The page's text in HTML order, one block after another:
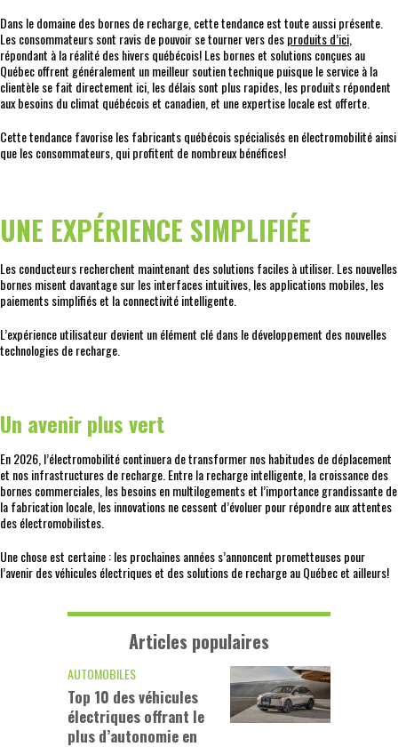
Dans le domaine des bornes de recharge, cette tendance est toute aussi présente.
Les consommateurs sont ravis de pouvoir se tourner vers desproduits d’ici
répondant à la réalité des hivers québécois! Les bornes et solutions conçues au
Québec offrent généralement un meilleur soutien technique puisque le service à la
clientèle se fait directement ici, les délais sont plus rapides, les produits répondent
aux besoins du climat québécois et canadien, et une expertise locale est offerte.
Cette tendance favorise les fabricants québécois spécialisés en électromobilité ainsi
que les consommateurs, qui profitent de nombreux bénéfices!
UNE EXPÉRIENCE SIMPLIFIÉE
Les conducteurs recherchent maintenant des solutions faciles à utiliser. Les nouvelles
bornes misent davantage sur les interfaces intuitives, les applications mobiles, les
paiements simplifiés et la connectivité intelligente.
L’expérience utilisateur devient un élément clé dans le développement des nouvelles
technologies de recharge.
Un avenir plus vert
En 2026, l’électromobilité continuera de transformer nos habitudes de déplacement
et nos infrastructures de recharge. Entre la recharge intelligente, la croissance des
bornes commerciales, les besoins en multilogements et l’importance grandissante de
la fabrication locale, les innovations ne cessent d’évoluer pour répondre aux attentes
des électromobilistes.
Une chose est certaine : les prochaines années s’annoncent prometteuses pour
l’avenir des véhicules électriques et des solutions de recharge au Québec et ailleurs!
Articles populaires
AUTOMOBILES
Top 10 des véhicules
électriques offrant le
plus d’autonomie en